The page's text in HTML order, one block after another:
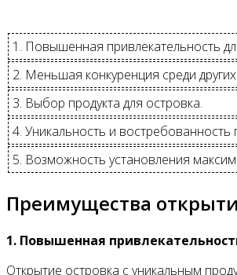
1. Повышенная привлекательность
2. Меньшая конкуренция среди
3. Выбор продукта для островка.
4. Уникальность и востребованность
5. Возможность установления
Преимущества
1. Повышенная
Открытие островка с уникальным